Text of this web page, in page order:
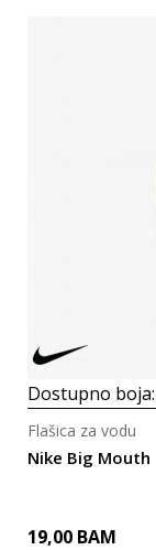
Dostupno boja:
Nike Big Mouth
Flašica za vodu
19,00 BAM